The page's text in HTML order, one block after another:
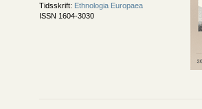
Tidsskrift: Ethnologia Europaea
ISSN 1604-3030